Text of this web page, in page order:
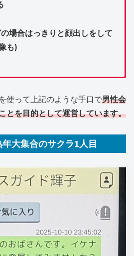
場合はっきりと顔出しをして
も)
使って上記のような手口で男性会
とを目的として運営しています。
大集合のサクラ1人目